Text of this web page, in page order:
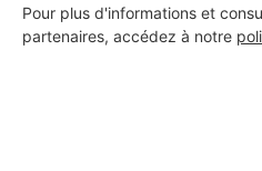
Pour plus d'informations et
partenaires, accédez à notre